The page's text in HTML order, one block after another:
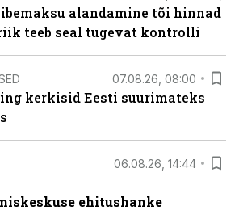
alandamine tõi hinnad
teeb seal tugevat kontrolli
07.08.26, 08:00
kerkisid Eesti suurimateks
06.08.26, 14:44
ehitushanke